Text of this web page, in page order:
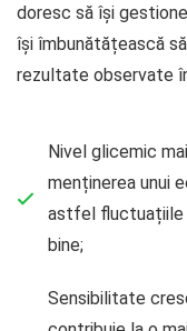
doresc să își
își îmbunătățească
rezultate observate
Nivel glicemic
menținerea unui
astfel fluctuațiile
bine;
Sensibilitate